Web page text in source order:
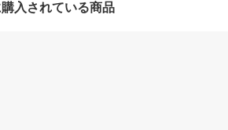
入されている商品